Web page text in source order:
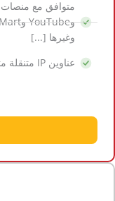
وغيرها [...]
عناوين IP متنقلة متناوبة من أكثر من 100 دولة حول العالم